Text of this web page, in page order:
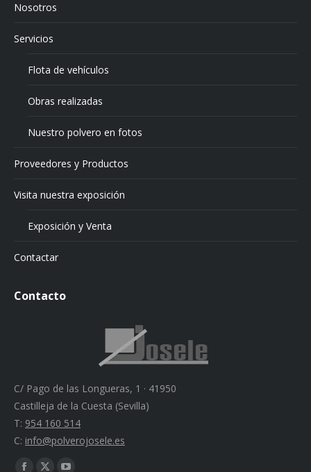
Nosotros
Servicios
Flota de vehículos
Obras realizadas
Nuestro polvero en fotos
Proveedores y Productos
Visita nuestra exposición
Exposición y Venta
Contactar
Contacto
C/ Pago de las Longueras, 1 · 41950
Castilleja de la Cuesta (Sevilla)
T: 954 160 514
C: info@polverojosele.es
Find us on: